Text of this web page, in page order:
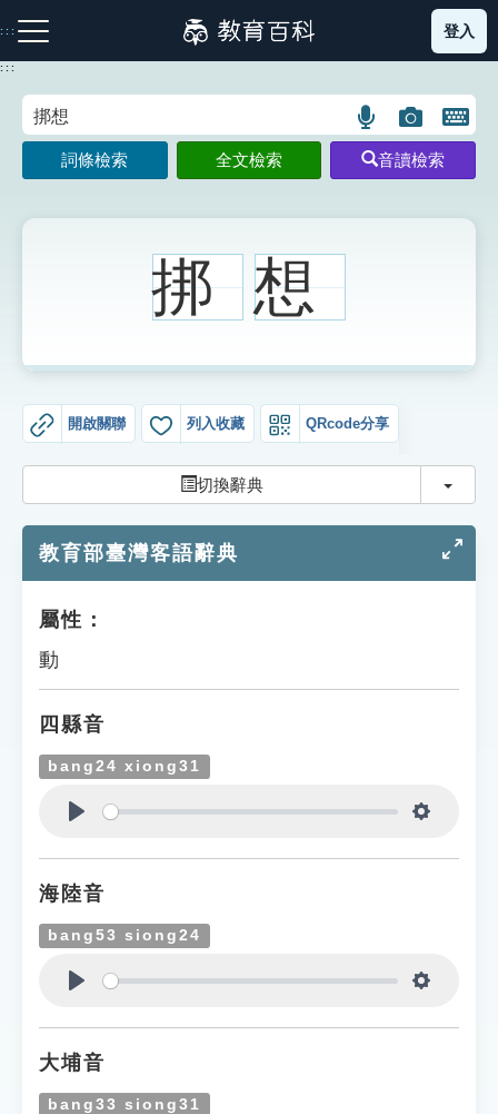
到
主
:::
注音索引圖示 筆畫索引圖示 部首索引表圖示
生字詞彙表
知識索引
遊戲專區
教學應用
貓頭鷹博士
登入
:::
語
言
搜
圖
片
搜
開
鍵
圖
詞條檢索 全文檢索 音讀檢索
挷 想
開啟關聯 列入收藏 QRcode分享
切換辭典 切換
教育部臺灣客語辭典
屬性：
動
四縣音
bang24 xiong31
海陸音
bang53 siong24
大埔音
bang33 siong31